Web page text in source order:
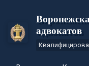
адвокатов